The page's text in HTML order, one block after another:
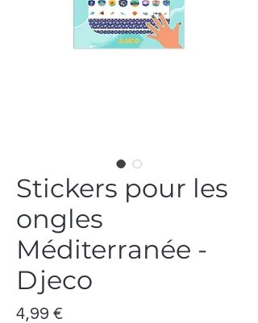
Stickers pour les
ongles
Méditerranée -
Djeco
4,99 €